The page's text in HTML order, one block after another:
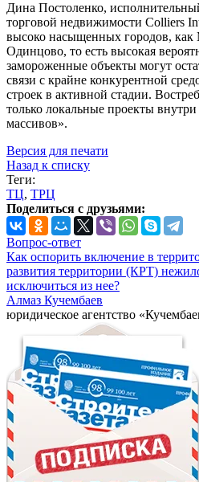
Дина Постоленко,
торговой недвижимости Colliers
высоко насыщенных городов,
Одинцово, то есть высокая
замороженные объекты могут
связи с крайне конкурентной
строек в активной стадии.
только локальные проекты
массивов».
Версия для печати
Назад к списку
Теги:
ТЦ, ТРЦ
Поделиться с друзьями:
Вопрос-ответ
Как оспорить включение в
развития территории (КРТ)
исключиться из нее?
Алмаз Кучембаев
юридическое агентство